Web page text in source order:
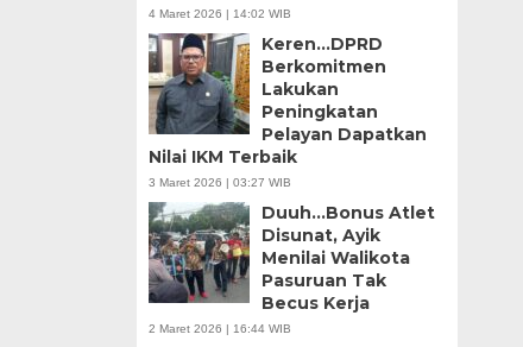
4 Maret 2026 | 14:02 WIB
Keren…DPRD
Berkomitmen
Lakukan
Peningkatan
Pelayan Dapatkan
Nilai IKM Terbaik
3 Maret 2026 | 03:27 WIB
Duuh…Bonus Atlet
Disunat, Ayik
Menilai Walikota
Pasuruan Tak
Becus Kerja
2 Maret 2026 | 16:44 WIB